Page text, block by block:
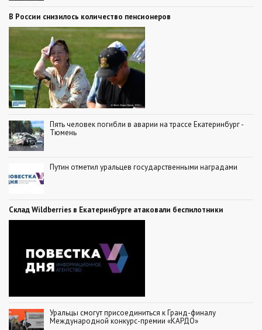
В России снизилось количество пенсионеров
Пять человек погибли в аварии на трассе Екатеринбург -
Тюмень
Путин отметил уральцев государственными наградами
Склад Wildberries в Екатеринбурге атаковали беспилотники
Уральцы смогут присоединиться к Гранд-финалу
Международной конкурс-премии «КАРДО»